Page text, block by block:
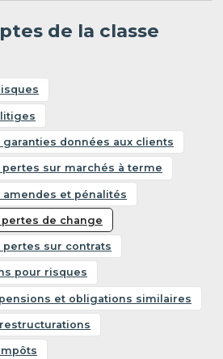
de la classe
litiges
garanties données aux clients
pertes sur marchés à terme
amendes et pénalités
pertes de change
pertes sur contrats
pour risques
et obligations similaires